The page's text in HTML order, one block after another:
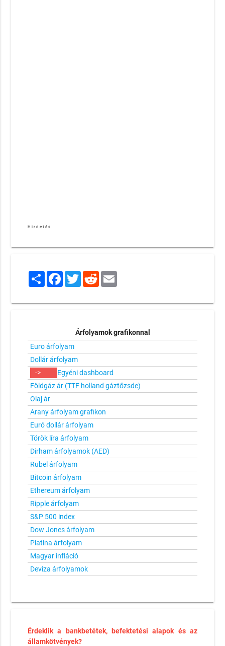
Hirdetés
ShareFacebook
TwitterRedditEmail
Árfolyamok grafikonnal
Euro árfolyam
Dollár árfolyam
->
Egyéni dashboard
Földgáz ár (TTF holland gáztőzsde)
Olaj ár
Arany árfolyam grafikon
Euró dollár árfolyam
Török líra árfolyam
Dirham árfolyamok (AED)
Rubel árfolyam
Bitcoin árfolyam
Ethereum árfolyam
Ripple árfolyam
S&P 500 index
Dow Jones árfolyam
Platina árfolyam
Magyar infláció
Deviza árfolyamok
Érdeklik a bankbetétek, befektetési alapok és az
államkötvények?